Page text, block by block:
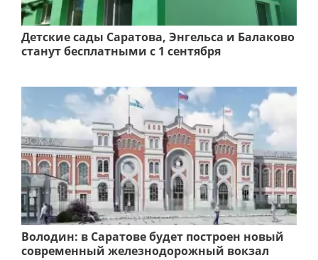
Детские сады Саратова, Энгельса и Балаково
станут бесплатными с 1 сентября
Володин: в Саратове будет построен новый
современный железнодорожный вокзал